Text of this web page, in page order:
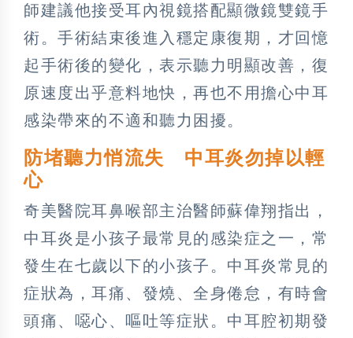
師建議他接受耳內視鏡搭配顯微鏡雙鏡手
術。手術結束後進入穩定康復期，才回憶
起手術後的變化，表示聽力明顯改善，復
原速度出乎意料地快，再也不用擔心中耳
感染帶來的不適和聽力困擾。
防堵聽力悄流失 中耳炎勿掉以輕
心
奇美醫院耳鼻喉部主治醫師蘇偉翔指出，
中耳炎是小孩子最常見的感染症之一，常
發生在七歲以下的小孩子。中耳炎常見的
症狀為，耳痛、發燒、全身倦怠，有時會
頭痛、噁心、嘔吐等症狀。中耳腔初期發